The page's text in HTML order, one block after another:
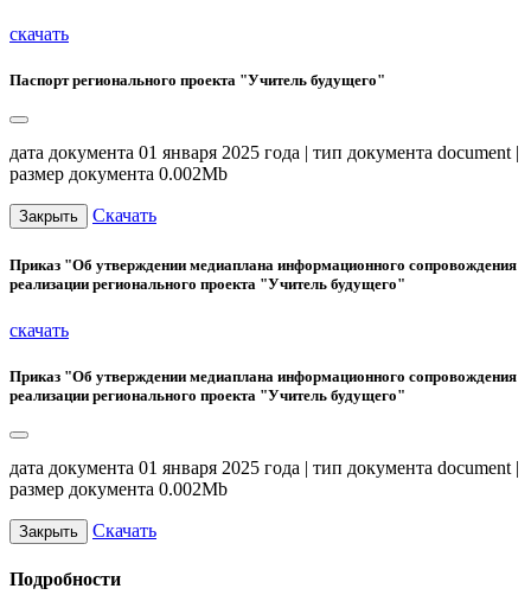
скачать
Паспорт регионального проекта "Учитель будущего"
дата документа 01 января 2025 года | тип документа document |
размер документа 0.002Mb
Закрыть Скачать
Приказ "Об утверждении медиаплана информационного сопровождения
реализации регионального проекта "Учитель будущего"
скачать
Приказ "Об утверждении медиаплана информационного сопровождения
реализации регионального проекта "Учитель будущего"
дата документа 01 января 2025 года | тип документа document |
размер документа 0.002Mb
Закрыть Скачать
Подробности